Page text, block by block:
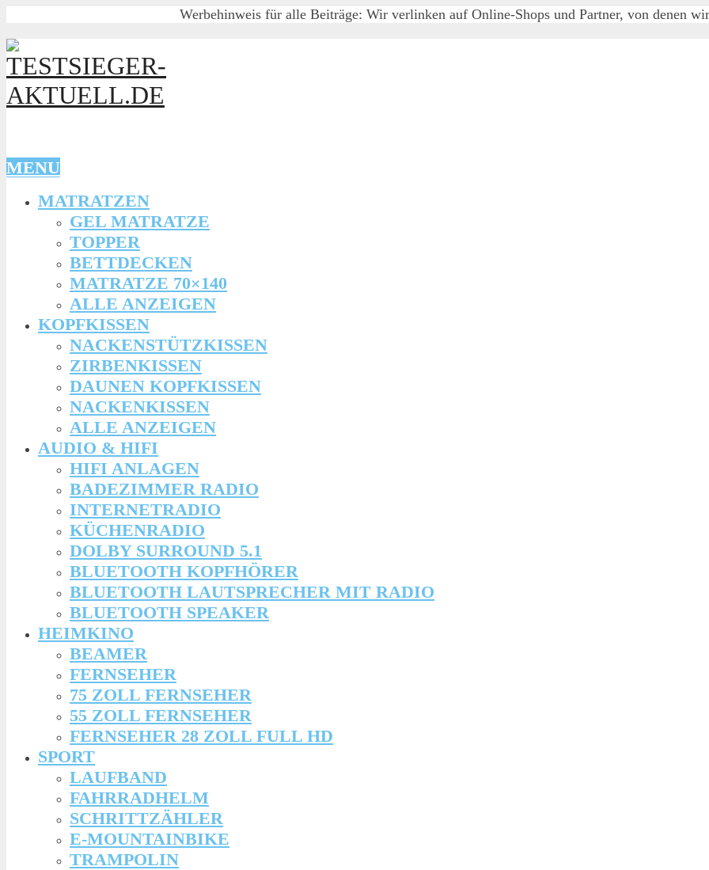
Werbehinweis für alle Beiträge: Wir verlinken auf Online-Shops und Partner, von denen
MENU
MATRATZEN
GEL MATRATZE
TOPPER
BETTDECKEN
MATRATZE 70×140
ALLE ANZEIGEN
KOPFKISSEN
NACKENSTÜTZKISSEN
ZIRBENKISSEN
DAUNEN KOPFKISSEN
NACKENKISSEN
ALLE ANZEIGEN
AUDIO & HIFI
HIFI ANLAGEN
BADEZIMMER RADIO
INTERNETRADIO
KÜCHENRADIO
DOLBY SURROUND 5.1
BLUETOOTH KOPFHÖRER
BLUETOOTH LAUTSPRECHER MIT RADIO
BLUETOOTH SPEAKER
HEIMKINO
BEAMER
FERNSEHER
75 ZOLL FERNSEHER
55 ZOLL FERNSEHER
FERNSEHER 28 ZOLL FULL HD
SPORT
LAUFBAND
FAHRRADHELM
SCHRITTZÄHLER
E-MOUNTAINBIKE
TRAMPOLIN